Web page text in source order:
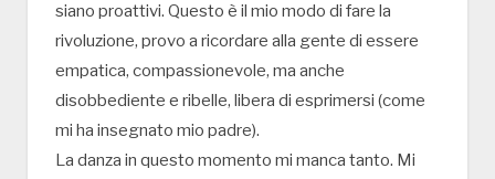
siano proattivi. Questo è il mio modo di fare la
rivoluzione, provo a ricordare alla gente di essere
empatica, compassionevole, ma anche
disobbediente e ribelle, libera di esprimersi (come
mi ha insegnato mio padre).
La danza in questo momento mi manca tanto. Mi